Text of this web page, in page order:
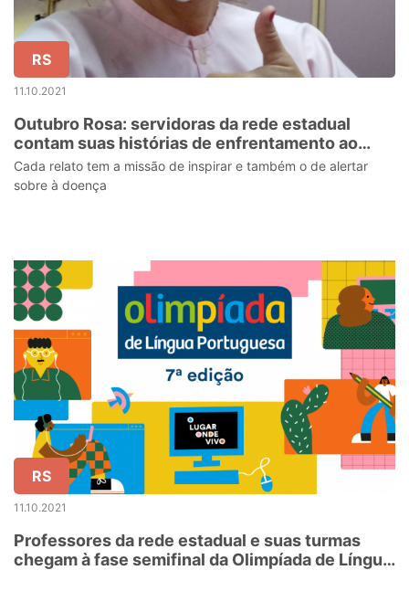
RS
11.10.2021
Outubro Rosa: servidoras da rede estadual
contam suas histórias de enfrentamento ao
câncer de mama
Cada relato tem a missão de inspirar e também o de alertar
sobre à doença
RS
11.10.2021
Professores da rede estadual e suas turmas
chegam à fase semifinal da Olimpíada de Língua